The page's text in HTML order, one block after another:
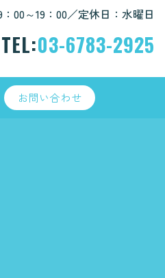
00～19：00／定休日：水曜日
TEL:03-6783-2925
お問い合わせ